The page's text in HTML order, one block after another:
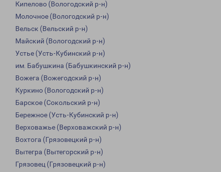
Кипелово (Вологодский р-н)
Молочное (Вологодский р-н)
Вельск (Вельский р-н)
Майский (Вологодский р-н)
Устье (Усть-Кубинский р-н)
им. Бабушкина (Бабушкинский р-н)
Вожега (Вожегодский р-н)
Куркино (Вологодский р-н)
Барское (Сокольский р-н)
Бережное (Усть-Кубинский р-н)
Верховажье (Верховажский р-н)
Вохтога (Грязовецкий р-н)
Вытегра (Вытегорский р-н)
Грязовец (Грязовецкий р-н)